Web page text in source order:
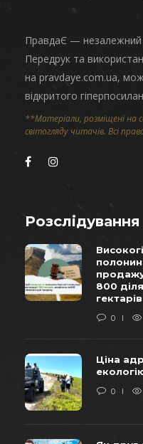
ПравдаЄ — незалежний
Передрук та
на pravdaye.com.ua,
відкритого
**Матеріали, розміщені на
світогляду читачів. Всі
Розслідування
800
гектарів
0
Ціна
0